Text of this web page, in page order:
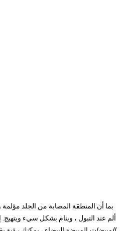
بما أن المنطقة المصابة من الجلد
ألم عند التبول ، وينام بشكل سيء